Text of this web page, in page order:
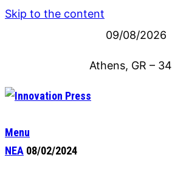
Skip to the content
09/08/2026
Athens, GR – 34
Menu
ΝΕΑ 08/02/2024